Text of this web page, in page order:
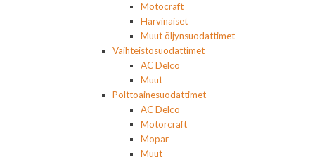
Motocraft
Harvinaiset
Muut öljynsuodattimet
Vaihteistosuodattimet
AC Delco
Muut
Polttoainesuodattimet
AC Delco
Motorcraft
Mopar
Muut